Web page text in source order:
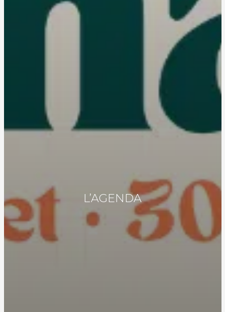
L’AGENDA